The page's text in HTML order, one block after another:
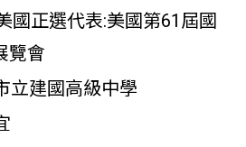
國正選代表:美國第61屆國
覽會
立建國高級中學